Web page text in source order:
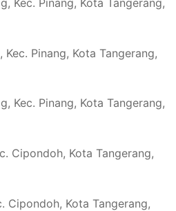
Kec. Pinang, Kota Tangerang,
Pinang, Kota Tangerang,
Kec. Pinang, Kota Tangerang,
Cipondoh, Kota Tangerang,
Cipondoh, Kota Tangerang,